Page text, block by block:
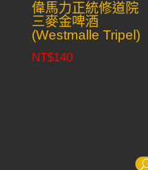
偉馬力正統修道院
三麥金啤酒
(Westmalle Tripel)
NT$140